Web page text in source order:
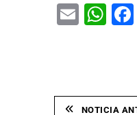
Email
NOTICIA